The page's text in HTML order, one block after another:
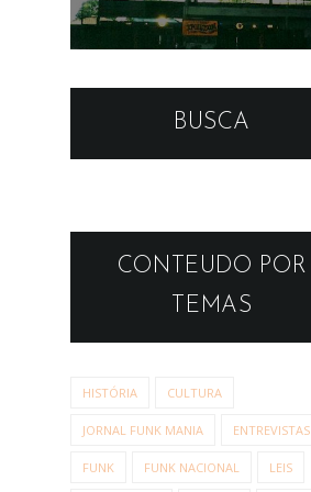
BUSCA
CONTEUDO POR
TEMAS
HISTÓRIA CULTURA
JORNAL FUNK MANIA ENTREVISTAS
FUNK FUNK NACIONAL LEIS